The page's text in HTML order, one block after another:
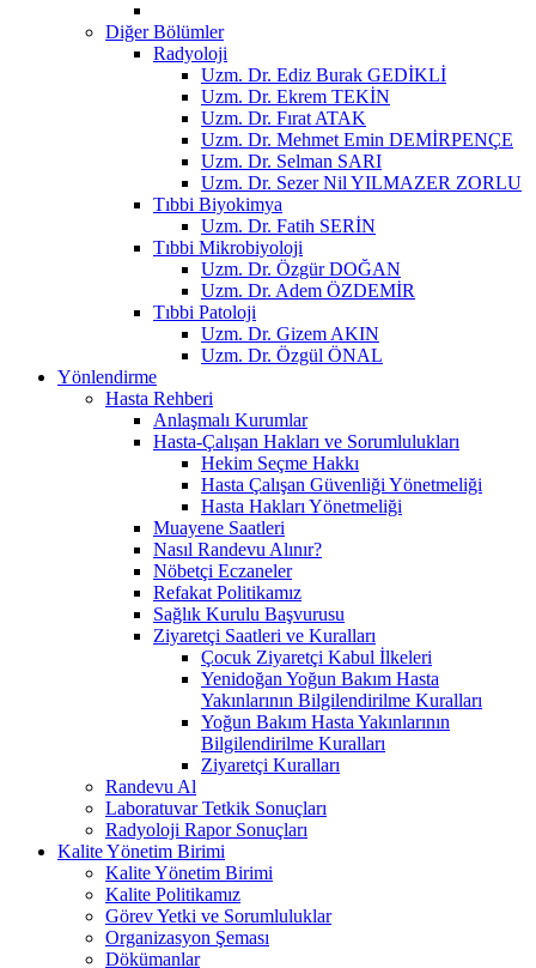
Diğer Bölümler
Radyoloji
Uzm. Dr. Ediz Burak GEDİKLİ
Uzm. Dr. Ekrem TEKİN
Uzm. Dr. Fırat ATAK
Uzm. Dr. Mehmet Emin DEMİRPENÇE
Uzm. Dr. Selman SARI
Uzm. Dr. Sezer Nil YILMAZER ZORLU
Tıbbi Biyokimya
Uzm. Dr. Fatih SERİN
Tıbbi Mikrobiyoloji
Uzm. Dr. Özgür DOĞAN
Uzm. Dr. Adem ÖZDEMİR
Tıbbi Patoloji
Uzm. Dr. Gizem AKIN
Uzm. Dr. Özgül ÖNAL
Yönlendirme
Hasta Rehberi
Anlaşmalı Kurumlar
Hasta-Çalışan Hakları ve Sorumlulukları
Hekim Seçme Hakkı
Hasta Çalışan Güvenliği Yönetmeliği
Hasta Hakları Yönetmeliği
Muayene Saatleri
Nasıl Randevu Alınır?
Nöbetçi Eczaneler
Refakat Politikamız
Sağlık Kurulu Başvurusu
Ziyaretçi Saatleri ve Kuralları
Çocuk Ziyaretçi Kabul İlkeleri
Yenidoğan Yoğun Bakım Hasta
Yakınlarının Bilgilendirilme Kuralları
Yoğun Bakım Hasta Yakınlarının
Bilgilendirilme Kuralları
Ziyaretçi Kuralları
Randevu Al
Laboratuvar Tetkik Sonuçları
Radyoloji Rapor Sonuçları
Kalite Yönetim Birimi
Kalite Yönetim Birimi
Kalite Politikamız
Görev Yetki ve Sorumluluklar
Organizasyon Şeması
Dökümanlar